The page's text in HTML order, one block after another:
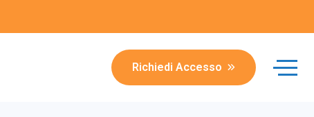
Richiedi Accesso